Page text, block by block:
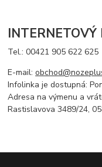
INTERNETOVÝ
Tel.:00421 905 622 625
E-mail:
Infolinka je dostupná:
Adresa na výmenu a
Rastislavova 3489/24,